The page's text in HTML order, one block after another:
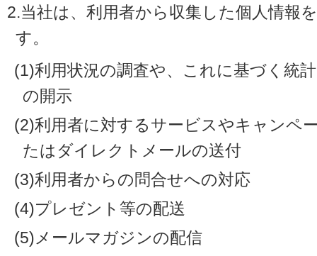
2.当社は、利用者から収集した個人情報
す。
(1)利用状況の調査や、これに基づく統
の開示
(2)利用者に対するサービスやキャンペ
たはダイレクトメールの送付
(3)利用者からの問合せへの対応
(4)プレゼント等の配送
(5)メールマガジンの配信